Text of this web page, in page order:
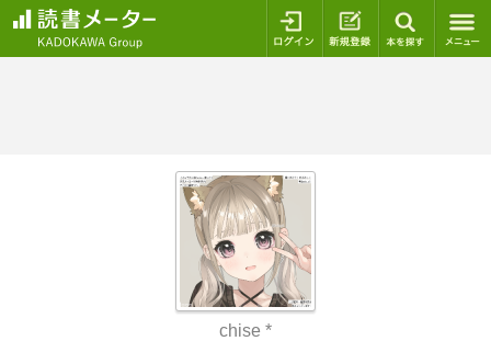
ログイン 新規登録
chise *